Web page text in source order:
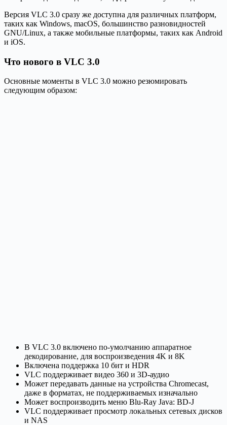
Версия VLC 3.0 сразу же доступна для различных платформ,
таких как Windows, macOS, большинство разновидностей
GNU/Linux, а также мобильные платформы, таких как Android
и iOS.
Что нового в VLC 3.0
Основные моменты в VLC 3.0 можно резюмировать
следующим образом:
В VLC 3.0 включено по-умолчанию аппаратное
декодирование, для воспроизведения 4K и 8K
Включена поддержка 10 бит и HDR
VLC поддерживает видео 360 и 3D-аудио
Может передавать данные на устройства Chromecast,
даже в форматах, не поддерживаемых изначально
Может воспроизводить меню Blu-Ray Java: BD-J
VLC поддерживает просмотр локальных сетевых дисков
и NAS